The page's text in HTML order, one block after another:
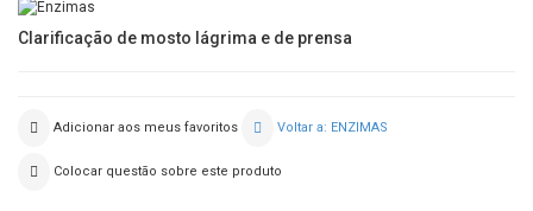
Clarificação de mosto lágrima e de prensa
Adicionar aos meus favoritos Voltar a: ENZIMAS
Colocar questão sobre este produto